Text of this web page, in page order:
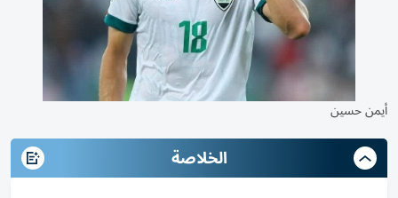
أيمن حسين
الخلاصة